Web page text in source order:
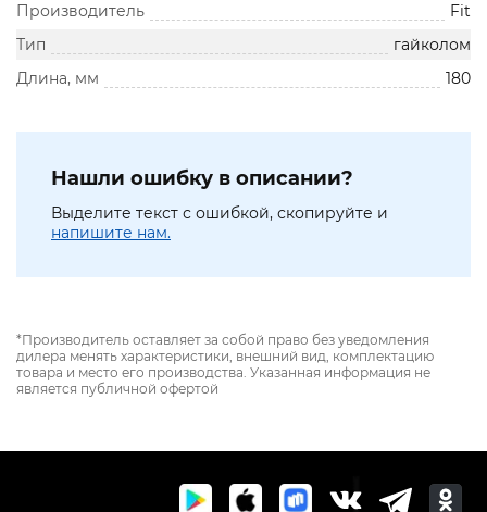
Производитель
Fit
Тип
гайколом
Длина, мм
180
Нашли ошибку в описании?
Выделите текст с ошибкой, скопируйте и
напишите нам.
*Производитель оставляет за собой право без уведомления
дилера менять характеристики, внешний вид, комплектацию
товара и место его производства. Указанная информация не
является публичной офертой